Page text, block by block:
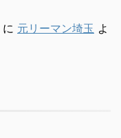
に 元リーマン埼玉 よ